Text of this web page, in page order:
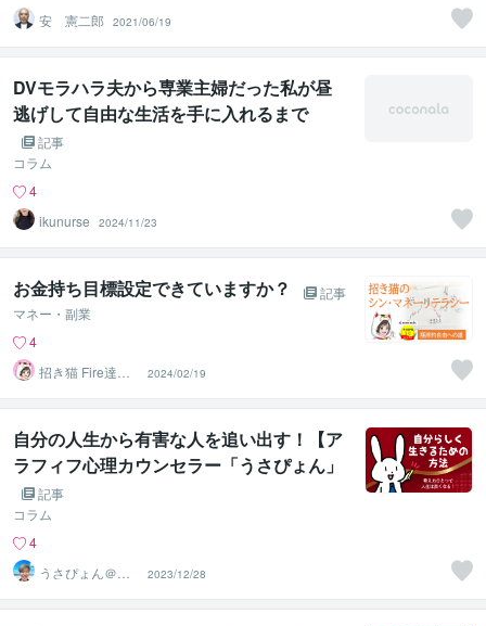
安 憲二郎
2021/06/19
DVモラハラ夫から専業主婦だった私が昼
逃げして自由な生活を手に入れるまで
記事
コラム
4
ikunurse
2024/11/23
お金持ち目標設定できていますか？
記事
マネー・副業
4
招き猫 Fire達成
済み
2024/02/19
自分の人生から有害な人を追い出す！【ア
ラフィフ心理カウンセラー「うさぴょん」
のココナラ電話相談】
記事
コラム
4
うさぴょん＠癒
し系アラフィフ
心寄り添い人
2023/12/28